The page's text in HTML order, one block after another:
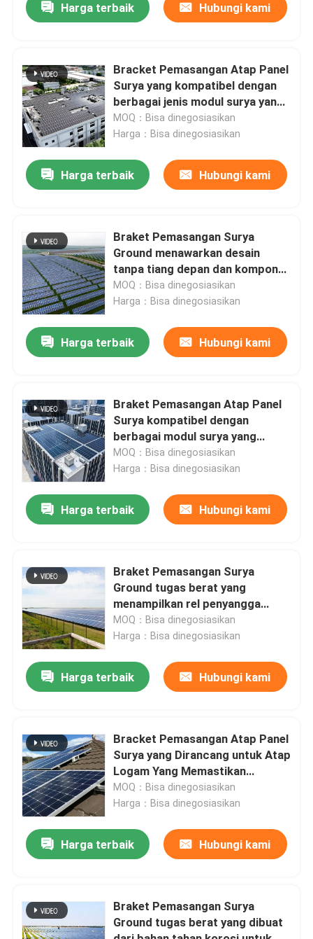
Produk
Video
Tentang kami
Kontrol kualitas
Hubungi kami
Permintaan Penawaran
Braket Pemasangan Panel Surya
Harga terbaik Hubungi kami
Bracket Pemasangan Atap Panel
Surya yang kompatibel dengan
berbagai jenis modul surya yang
memastikan pemasangan di atap
logam
MOQ：Bisa dinegosiasikan
Harga：Bisa dinegosiasikan
Harga terbaik Hubungi kami
Braket Pemasangan Surya
Ground menawarkan desain
tanpa tiang depan dan komponen
aluminium anodized untuk solusi
pemasangan surya yang tahan
MOQ：Bisa dinegosiasikan
Harga：Bisa dinegosiasikan
Harga terbaik Hubungi kami
Braket Pemasangan Atap Panel
Surya kompatibel dengan
berbagai modul surya yang
menawarkan solusi pemasangan
yang fleksibel dan di atap
MOQ：Bisa dinegosiasikan
Harga：Bisa dinegosiasikan
Harga terbaik Hubungi kami
Braket Pemasangan Surya
Ground tugas berat yang
menampilkan rel penyangga
aluminium ekstrusi dan kaki
pemasangan yang dapat
yang presisi
MOQ：Bisa dinegosiasikan
Harga：Bisa dinegosiasikan
Harga terbaik Hubungi kami
Bracket Pemasangan Atap Panel
Surya yang Dirancang untuk Atap
Logam Yang Memastikan
Pemasangan dan Peningkatan
Keberlanjutan Energi untuk
MOQ：Bisa dinegosiasikan
Harga：Bisa dinegosiasikan
Harga terbaik Hubungi kami
Braket Pemasangan Surya
Ground tugas berat yang dibuat